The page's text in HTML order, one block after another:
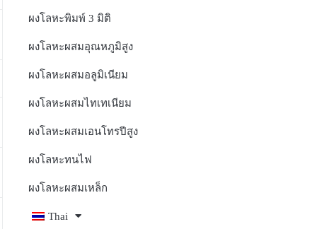
ผงโลหะพิมพ์ 3 มิติ
ผงโลหะผสมอุณหภูมิสูง
ผงโลหะผสมอลูมิเนียม
ผงโลหะผสมไทเทเนียม
ผงโลหะผสมเอนโทรปีสูง
ผงโลหะทนไฟ
ผงโลหะผสมเหล็ก
Thai